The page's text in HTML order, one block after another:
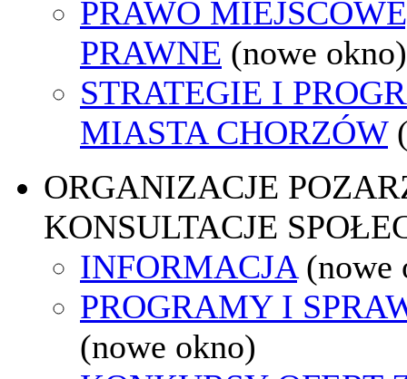
PRAWO
PRAWNE (nowe okno)
STRATEGIE I
MIASTA CHORZÓW
ORGANIZACJE
KONSULTACJE
INFORMACJA (nowe
PROGRAMY I
(nowe okno)